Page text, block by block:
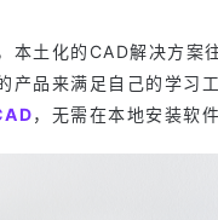
本土化的CAD解决方案
产品来满足自己的学习
，无需在本地安装软